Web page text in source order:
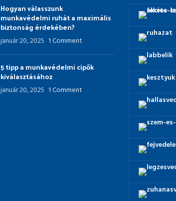
Hogyan válasszunk
munkavédelmi ruhát a maximális
biztonság érdekében?
január 20, 2025 1 Comment
5 tipp a munkavédelmi cipők
kiválasztásához
január 20, 2025 1 Comment